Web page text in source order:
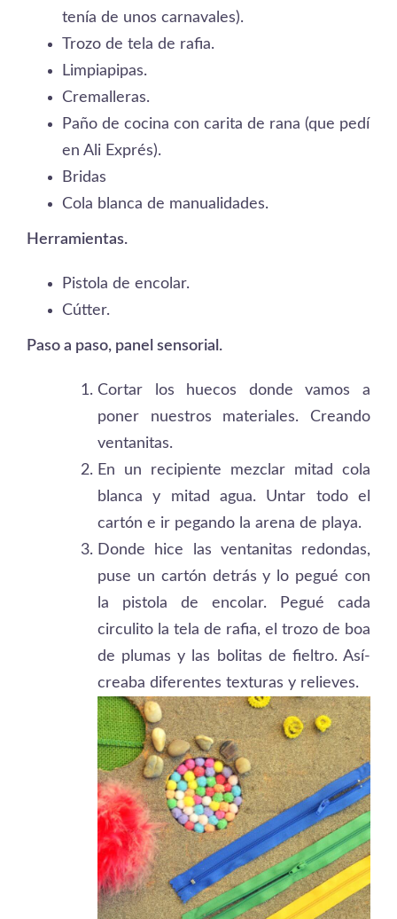
tení­a de unos carnavales).
Trozo de tela de rafia.
Limpiapipas.
Cremalleras.
Paño de cocina con carita de rana (que pedí
en Ali Exprés).
Bridas
Cola blanca de manualidades.
Herramientas.
Pistola de encolar.
Cútter.
Paso a paso, panel sensorial.
Cortar los huecos donde vamos a
poner nuestros materiales. Creando
ventanitas.
En un recipiente mezclar mitad cola
blanca y mitad agua. Untar todo el
cartón e ir pegando la arena de playa.
Donde hice las ventanitas redondas,
puse un cartón detrás y lo pegué con
la pistola de encolar. Pegué cada
circulito la tela de rafia, el trozo de boa
de plumas y las bolitas de fieltro. Así­
creaba diferentes texturas y relieves.